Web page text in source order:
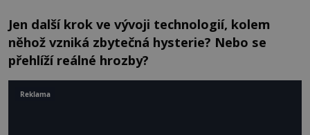
Jen další krok ve vývoji technologií, kolem
něhož vzniká zbytečná hysterie? Nebo se
přehlíží reálné hrozby?
Reklama